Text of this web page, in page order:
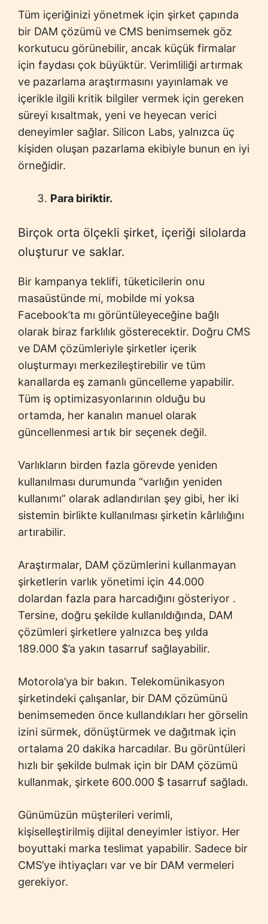
Tüm içeriğinizi yönetmek için şirket çapında
bir DAM çözümü ve CMS benimsemek göz
korkutucu görünebilir, ancak küçük firmalar
için faydası çok büyüktür. Verimliliği artırmak
ve pazarlama araştırmasını yayınlamak ve
içerikle ilgili kritik bilgiler vermek için gereken
süreyi kısaltmak, yeni ve heyecan verici
deneyimler sağlar. Silicon Labs, yalnızca üç
kişiden oluşan pazarlama ekibiyle bunun en iyi
örneğidir.
Para biriktir.
Birçok orta ölçekli şirket, içeriği silolarda
oluşturur ve saklar.
Bir kampanya teklifi, tüketicilerin onu
masaüstünde mi, mobilde mi yoksa
Facebook’ta mı görüntüleyeceğine bağlı
olarak biraz farklılık gösterecektir. Doğru CMS
ve DAM çözümleriyle şirketler içerik
oluşturmayı merkezileştirebilir ve tüm
kanallarda eş zamanlı güncelleme yapabilir.
Tüm iş optimizasyonlarının olduğu bu
ortamda, her kanalın manuel olarak
güncellenmesi artık bir seçenek değil.
Varlıkların birden fazla görevde yeniden
kullanılması durumunda “varlığın yeniden
kullanımı” olarak adlandırılan şey gibi, her iki
sistemin birlikte kullanılması şirketin kârlılığını
artırabilir.
Araştırmalar, DAM çözümlerini kullanmayan
şirketlerin varlık yönetimi için 44.000
dolardan fazla para harcadığını gösteriyor .
Tersine, doğru şekilde kullanıldığında, DAM
çözümleri şirketlere yalnızca beş yılda
189.000 $’a yakın tasarruf sağlayabilir.
Motorola’ya bir bakın. Telekomünikasyon
şirketindeki çalışanlar, bir DAM çözümünü
benimsemeden önce kullandıkları her görselin
izini sürmek, dönüştürmek ve dağıtmak için
ortalama 20 dakika harcadılar. Bu görüntüleri
hızlı bir şekilde bulmak için bir DAM çözümü
kullanmak, şirkete 600.000 $ tasarruf sağladı.
Günümüzün müşterileri verimli,
kişiselleştirilmiş dijital deneyimler istiyor. Her
boyuttaki marka teslimat yapabilir. Sadece bir
CMS’ye ihtiyaçları var ve bir DAM vermeleri
gerekiyor.